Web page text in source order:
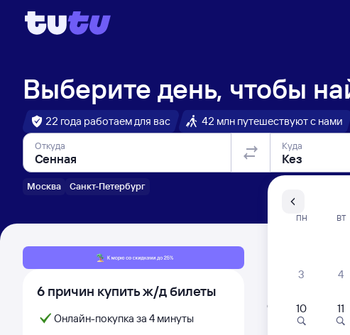
Выберите день, чтобы
22 года работаем для вас 42 млн путешествуют с нами
Откуда
Москва Санкт-Петербург
Куда
6 причин купить ж/д билеты
Онлайн-покупка за 4 минуты
Открыта продажа
ПН ВТ
3 4
10 11